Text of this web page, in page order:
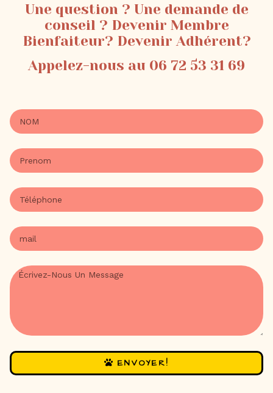
Une question ? Une demande de
conseil ? Devenir Membre
Bienfaiteur? Devenir Adhérent?
Appelez-nous au 06 72 53 31 69
ENVOYER!